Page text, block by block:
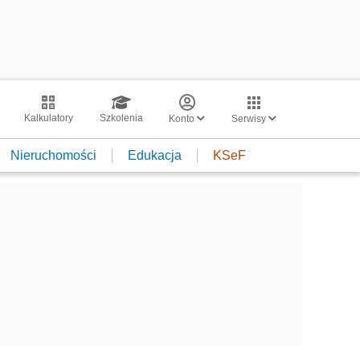
Kalkulatory Szkolenia Konto Serwisy
Nieruchomości Edukacja KSeF